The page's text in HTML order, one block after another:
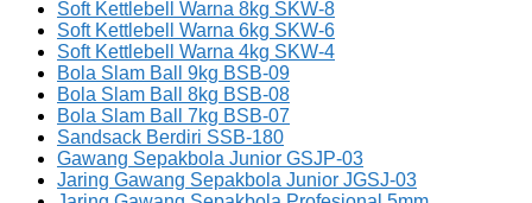
Soft Kettlebell Warna 8kg SKW-8
Soft Kettlebell Warna 6kg SKW-6
Soft Kettlebell Warna 4kg SKW-4
Bola Slam Ball 9kg BSB-09
Bola Slam Ball 8kg BSB-08
Bola Slam Ball 7kg BSB-07
Sandsack Berdiri SSB-180
Gawang Sepakbola Junior GSJP-03
Jaring Gawang Sepakbola Junior JGSJ-03